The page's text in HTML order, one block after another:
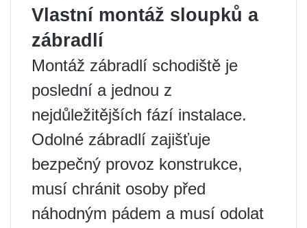
Vlastní montáž sloupků a
zábradlí
Montáž zábradlí schodiště je
poslední a jednou z
nejdůležitějších fází instalace.
Odolné zábradlí zajišťuje
bezpečný provoz konstrukce,
musí chránit osoby před
náhodným pádem a musí odolat